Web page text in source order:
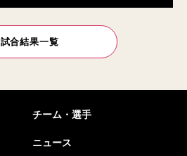
試合結果一覧
チーム・選手
ニュース